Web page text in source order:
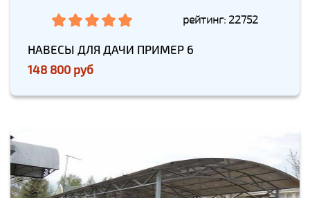
рейтинг: 22752
НАВЕСЫ ДЛЯ ДАЧИ ПРИМЕР 6
148 800 руб